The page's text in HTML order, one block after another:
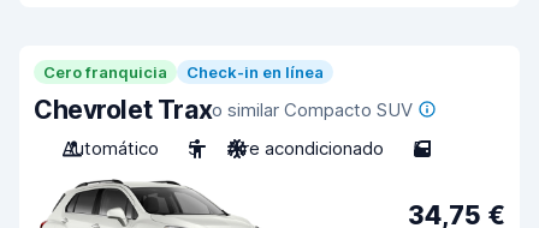
Cero franquicia Check-in en línea
Chevrolet Traxo similar Compacto SUV
Automático
5 Aire acondicionado 5
34,75 €